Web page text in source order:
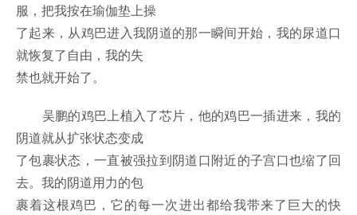
服，把我按在瑜伽垫上操
了起来，从鸡巴进入我阴道的那一瞬间开始，我的尿道口
就恢复了自由，我的失
禁也就开始了。
吴鹏的鸡巴上植入了芯片，他的鸡巴一插进来，我的
阴道就从扩张状态变成
了包裹状态，一直被强拉到阴道口附近的子宫口也缩了回
去。我的阴道用力的包
裹着这根鸡巴，它的每一次进出都给我带来了巨大的快